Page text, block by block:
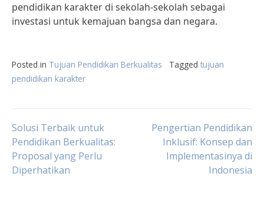
pendidikan karakter di sekolah-sekolah sebagai
investasi untuk kemajuan bangsa dan negara.
Posted in Tujuan Pendidikan Berkualitas Tagged tujuan
pendidikan karakter
Post
navigation
Solusi Terbaik untuk
Pendidikan Berkualitas:
Proposal yang Perlu
Diperhatikan
Pengertian Pendidikan
Inklusif: Konsep dan
Implementasinya di
Indonesia